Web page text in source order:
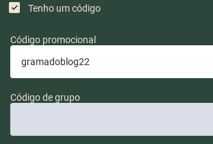
Tenho um código
Código promocional
Código de grupo